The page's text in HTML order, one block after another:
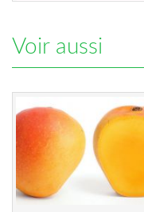
Voir aussi